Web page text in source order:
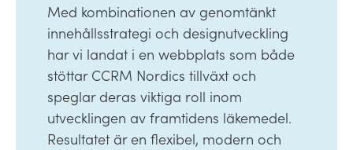
Med kombinationen av genomtänkt
innehållsstrategi och designutveckling
har vi landat i en webbplats som både
stöttar CCRM Nordics tillväxt och
speglar deras viktiga roll inom
utvecklingen av framtidens läkemedel.
Resultatet är en flexibel, modern och